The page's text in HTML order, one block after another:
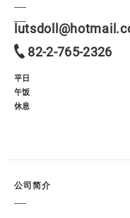
82-2-765-2326
平日
午饭
休息
公司简介